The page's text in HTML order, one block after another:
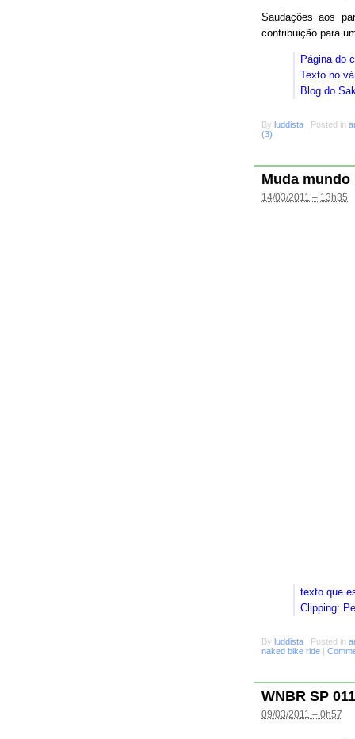
Saudações aos
contribuição para
Página do
Texto no
Blog do
By luddista Posted in
(3)
Muda mundo
14/03/2011 – 13h35
texto que
Clipping:
By luddista | Posted in
naked bike ride |
WNBR SP 011
09/03/2011 – 0h57